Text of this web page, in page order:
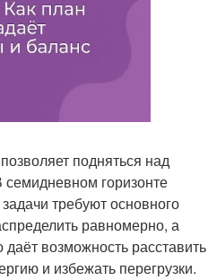
подняться над
горизонте
требуют основного
равномерно, а
даёт возможность расставить
и избежать перегрузки.